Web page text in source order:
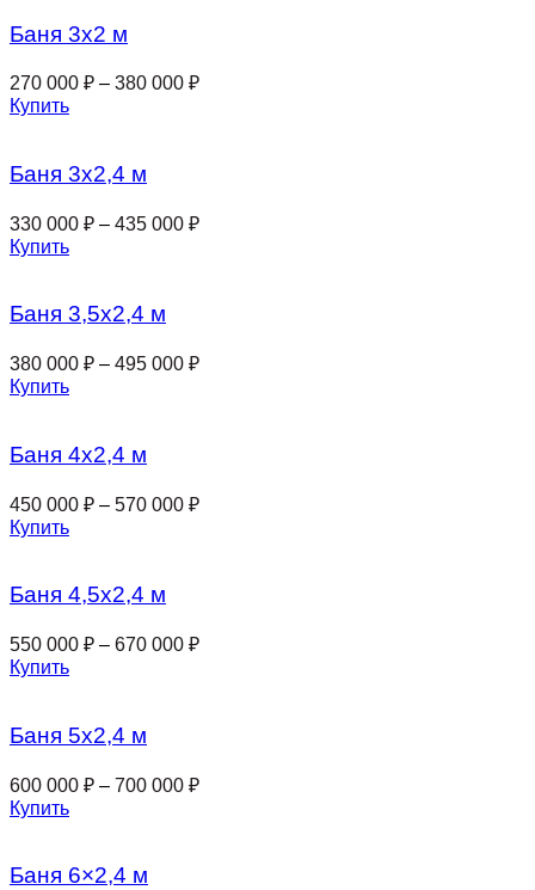
Баня 3х2 м
270 000 ₽ – 380 000 ₽
Купить
Баня 3х2,4 м
330 000 ₽ – 435 000 ₽
Купить
Баня 3,5х2,4 м
380 000 ₽ – 495 000 ₽
Купить
Баня 4х2,4 м
450 000 ₽ – 570 000 ₽
Купить
Баня 4,5х2,4 м
550 000 ₽ – 670 000 ₽
Купить
Баня 5х2,4 м
600 000 ₽ – 700 000 ₽
Купить
Баня 6×2,4 м